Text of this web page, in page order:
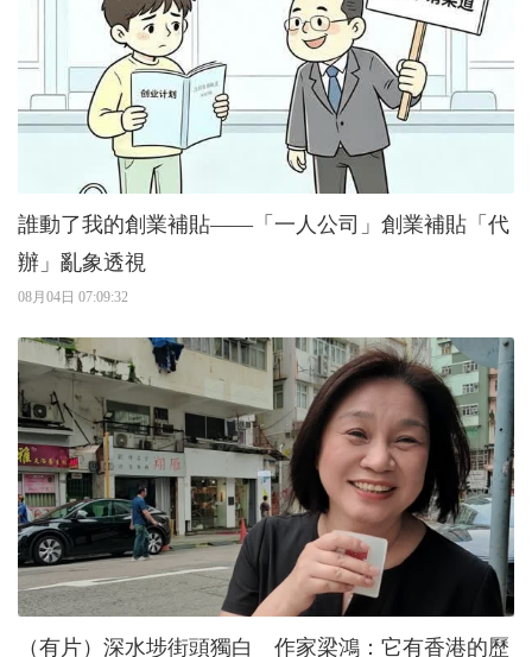
誰動了我的創業補貼——「一人公司」創業補貼「代
辦」亂象透視
08月04日 07:09:32
（有片）深水埗街頭獨白 作家梁鴻：它有香港的歷